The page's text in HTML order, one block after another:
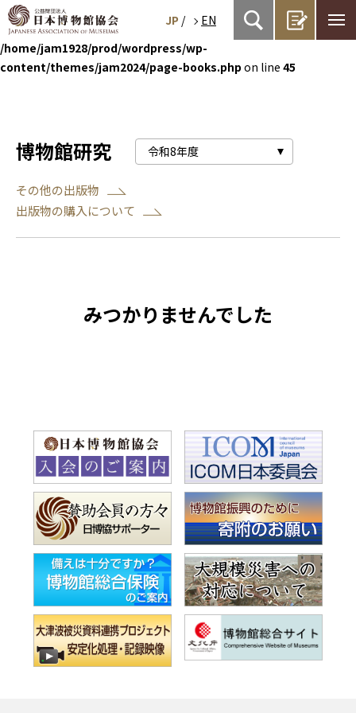
JP / EN
Warning: Attempt to read property "name" on bool in
/home/jam1928/prod/wordpress/wp-
content/themes/jam2024/page-books.php on line 45
博物館研究
その他の出版物
出版物の購入について
みつかりませんでした